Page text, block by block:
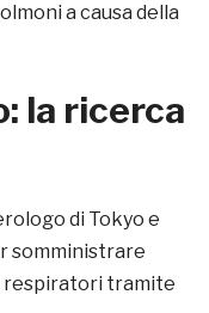
a causa della
la ricerca
di Tokyo e
somministrare
respiratori tramite